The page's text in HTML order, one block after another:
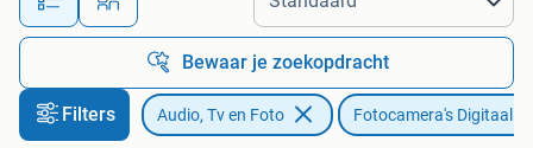
Bewaar je zoekopdracht
Filters Audio, Tv en Foto Fotocamera's Digitaal